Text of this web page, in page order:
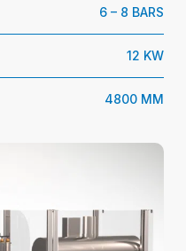
6 – 8 BARS
12 KW
4800 MM